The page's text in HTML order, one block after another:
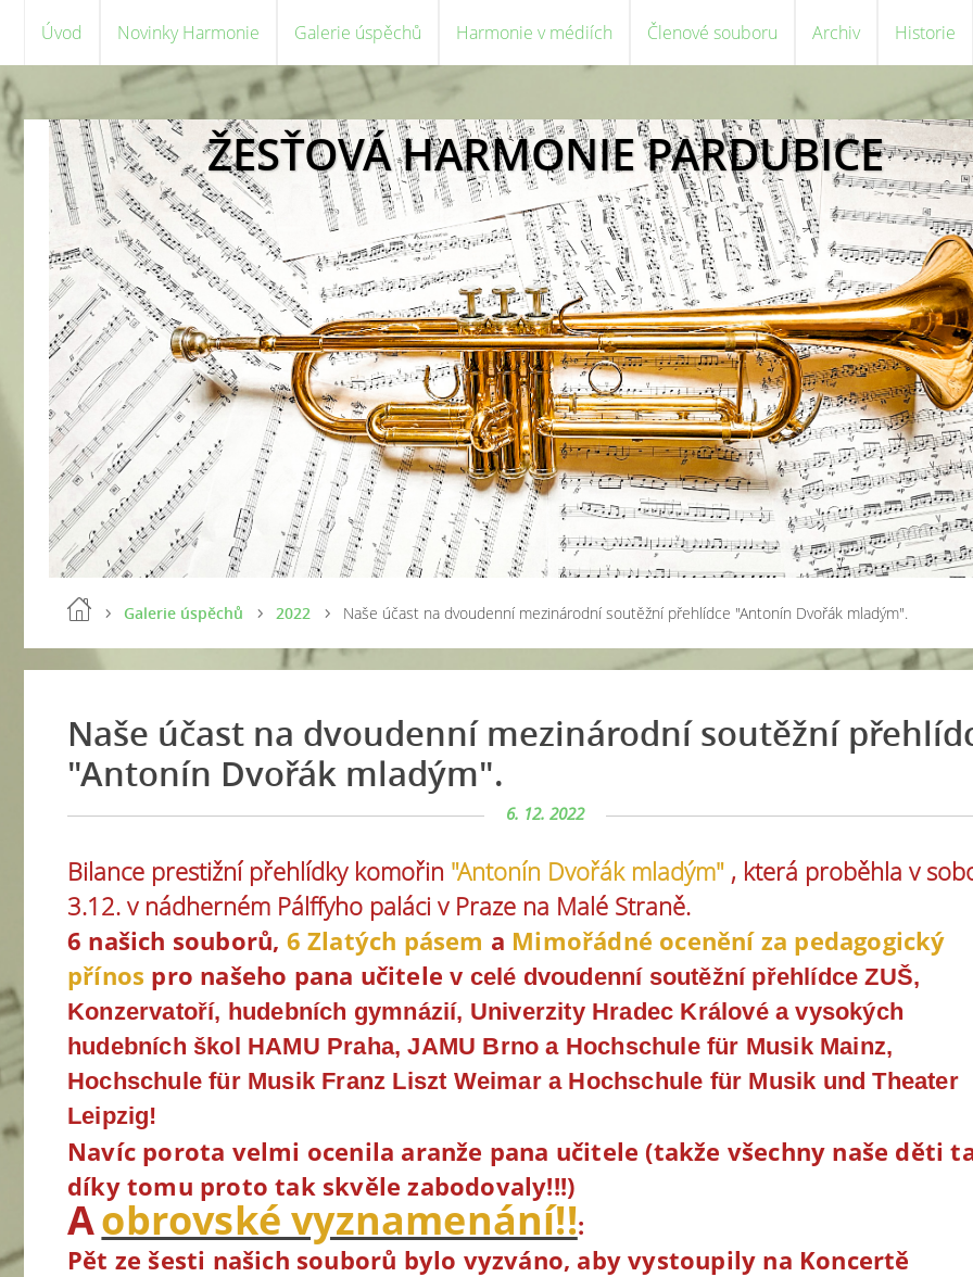
Úvod Novinky Harmonie Galerie úspěchů Harmonie v médiích Členové souboru Archiv Historie
ŽESŤOVÁ HARMONIE PARDUBICE
Galerie úspěchů 2022 Naše účast na dvoudenní mezinárodní soutěžní přehlídce "Antonín Dvořák mladým".
Naše účast na dvoudenní mezinárodní soutěžní
"Antonín Dvořák mladým".
6. 12. 2022
Bilance prestižní přehlídky komořin "Antonín Dvořák mladým" , která proběhla v
3.12. v nádherném Pálffyho paláci v Praze na Malé Straně.
6 našich souborů, 6 Zlatých pásem a Mimořádné ocenění za pedagogický
přínos pro našeho pana učitele v celé dvoudenní soutěžní přehlídce ZUŠ,
Konzervatoří, hudebních gymnázií, Univerzity Hradec Králové a vysokých
hudebních škol HAMU Praha, JAMU Brno a Hochschule für Musik Mainz,
Hochschule für Musik Franz Liszt Weimar a Hochschule für Musik und Theater
Leipzig!
Navíc porota velmi ocenila aranže pana učitele (takže všechny naše děti
díky tomu proto tak skvěle zabodovaly!!!)
Aobrovské vyznamenání!!:
Pět ze šesti našich souborů bylo vyzváno, aby vystoupily na Koncertě